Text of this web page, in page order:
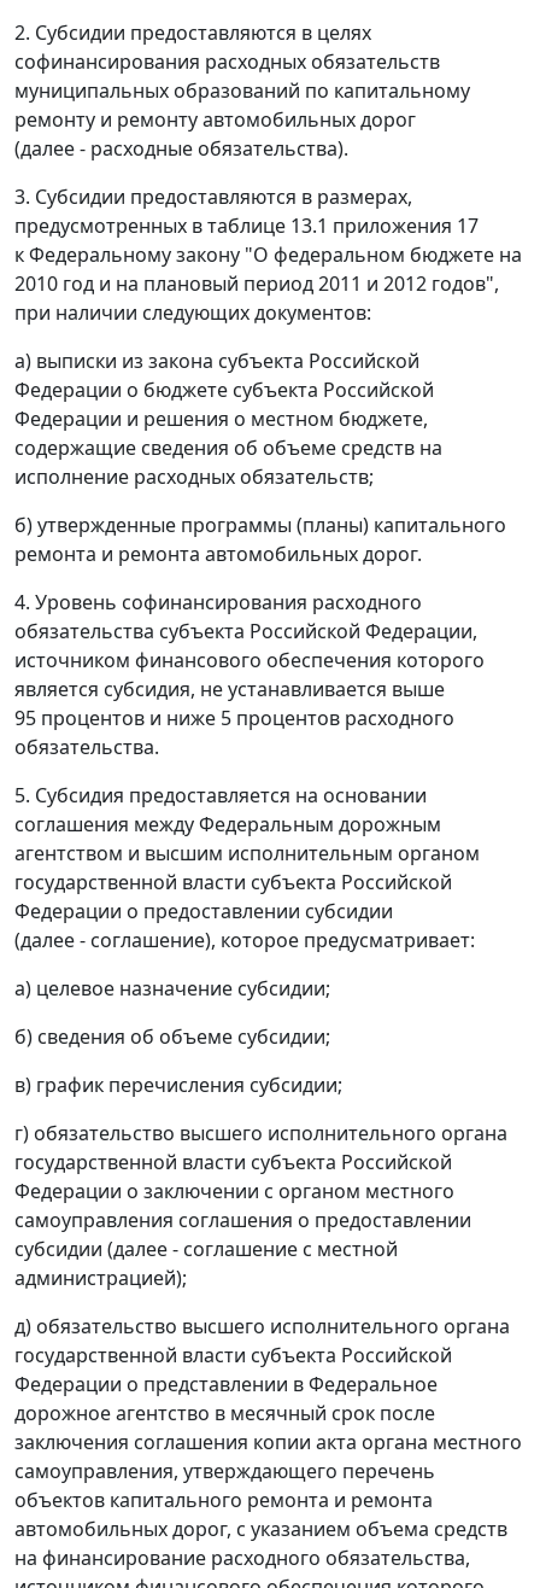
2. Субсидии предоставляются в целях
софинансирования расходных обязательств
муниципальных образований по капитальному
ремонту и ремонту автомобильных дорог
(далее - расходные обязательства).
3. Субсидии предоставляются в размерах,
предусмотренных в таблице 13.1 приложения 17
к Федеральному закону "О федеральном бюджете на
2010 год и на плановый период 2011 и 2012 годов",
при наличии следующих документов:
а) выписки из закона субъекта Российской
Федерации о бюджете субъекта Российской
Федерации и решения о местном бюджете,
содержащие сведения об объеме средств на
исполнение расходных обязательств;
б) утвержденные программы (планы) капитального
ремонта и ремонта автомобильных дорог.
4. Уровень софинансирования расходного
обязательства субъекта Российской Федерации,
источником финансового обеспечения которого
является субсидия, не устанавливается выше
95 процентов и ниже 5 процентов расходного
обязательства.
5. Субсидия предоставляется на основании
соглашения между Федеральным дорожным
агентством и высшим исполнительным органом
государственной власти субъекта Российской
Федерации о предоставлении субсидии
(далее - соглашение), которое предусматривает:
а) целевое назначение субсидии;
б) сведения об объеме субсидии;
в) график перечисления субсидии;
г) обязательство высшего исполнительного органа
государственной власти субъекта Российской
Федерации о заключении с органом местного
самоуправления соглашения о предоставлении
субсидии (далее - соглашение с местной
администрацией);
д) обязательство высшего исполнительного органа
государственной власти субъекта Российской
Федерации о представлении в Федеральное
дорожное агентство в месячный срок после
заключения соглашения копии акта органа местного
самоуправления, утверждающего перечень
объектов капитального ремонта и ремонта
автомобильных дорог, с указанием объема средств
на финансирование расходного обязательства,